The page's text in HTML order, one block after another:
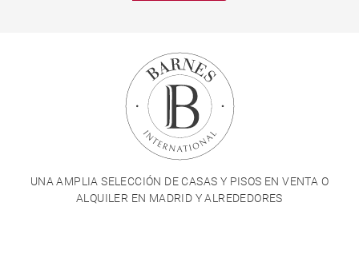
UNA AMPLIA SELECCIÓN DE CASAS Y PISOS EN VENTA O
ALQUILER EN MADRID Y ALREDEDORES